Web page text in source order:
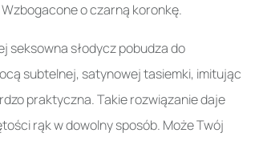
o czarną koronkę.
seksowna słodycz pobudza do
subtelnej, satynowej tasiemki, imitując
praktyczna. Takie rozwiązanie daje
rąk w dowolny sposób. Może Twój